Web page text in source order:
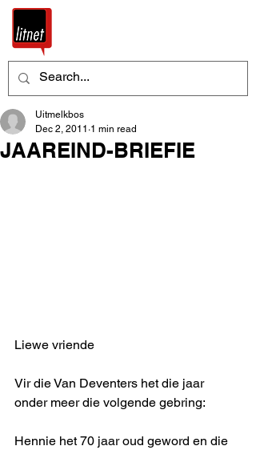
JAAREIND-BRIEFIE
Uitmelkbos
Dec 2, 2011 1 min read
Liewe vriende
Vir die Van Deventers het die jaar
onder meer die volgende gebring:
Hennie het 70 jaar oud geword en die